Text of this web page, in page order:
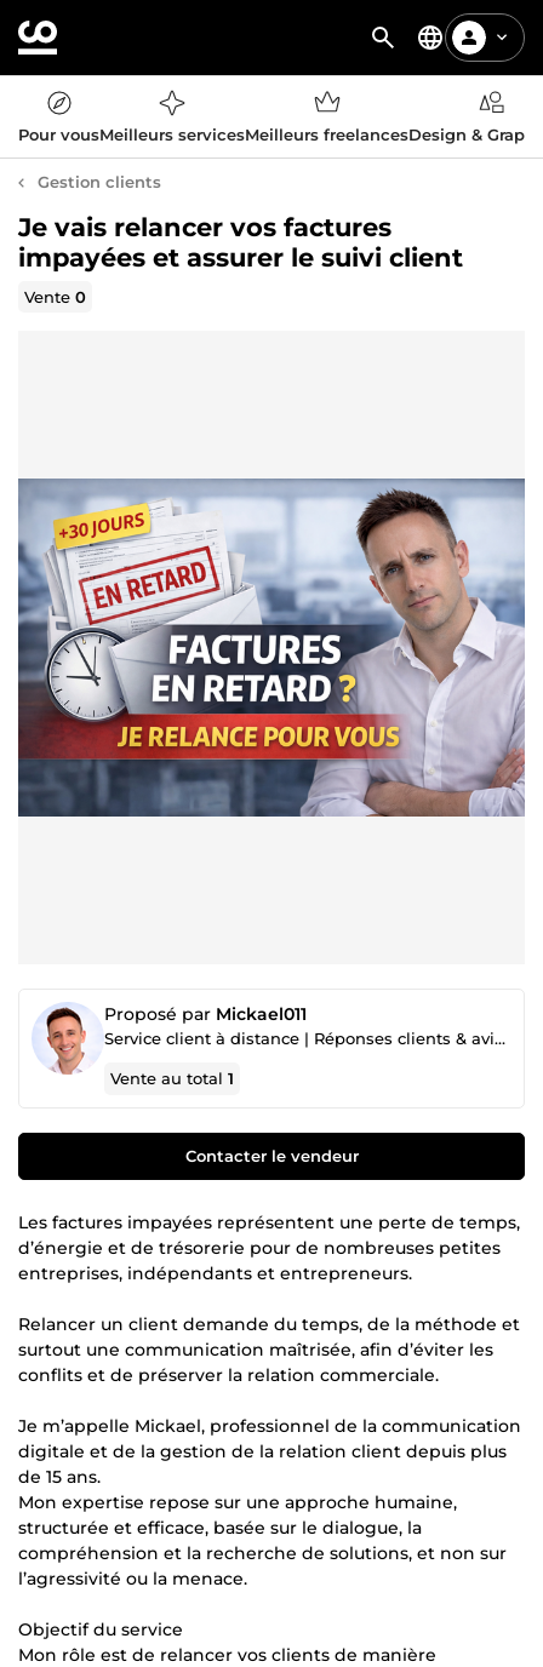
Pour vousMeilleurs servicesMeilleurs freelancesDesign &
Gestion clients
Je vais relancer vos factures
impayées et assurer le suivi client
Vente0
Proposé par Mickael011
Service client à distance | Réponses clients & avis | Aide administrative & recherche Internet
Vente au total1
Contacter le vendeur
Les factures impayées représentent une perte de temps,
d’énergie et de trésorerie pour de nombreuses petites
entreprises, indépendants et entrepreneurs.
Relancer un client demande du temps, de la méthode et
surtout une communication maîtrisée, afin d’éviter les
conflits et de préserver la relation commerciale.
Je m’appelle Mickael, professionnel de la communication
digitale et de la gestion de la relation client depuis plus
de 15 ans.
Mon expertise repose sur une approche humaine,
structurée et efficace, basée sur le dialogue, la
compréhension et la recherche de solutions, et non sur
l’agressivité ou la menace.
Objectif du service
Mon rôle est de relancer vos clients de manière